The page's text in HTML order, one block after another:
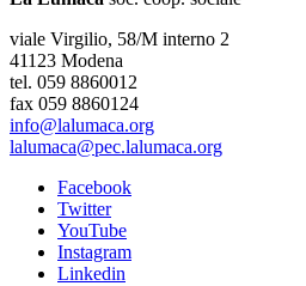
viale Virgilio, 58/M interno 2
41123 Modena
tel. 059 8860012
fax 059 8860124
info@lalumaca.org
lalumaca@pec.lalumaca.org
Facebook
Twitter
YouTube
Instagram
Linkedin